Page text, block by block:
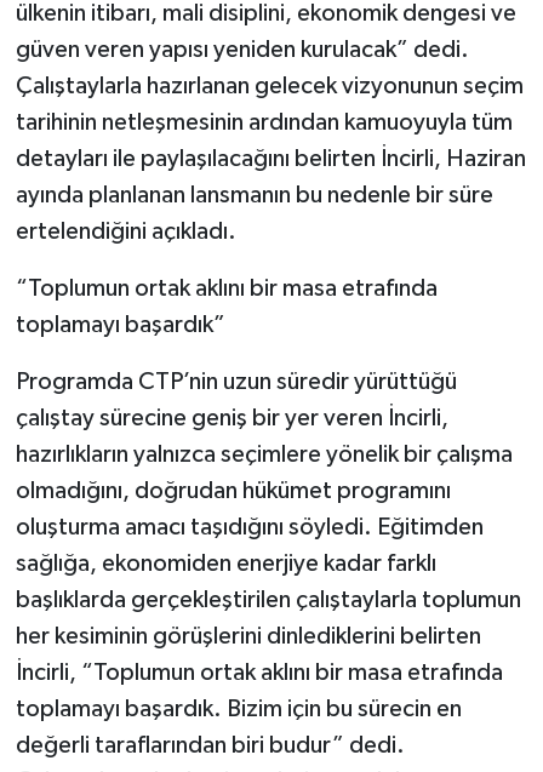
ülkenin itibarı, mali disiplini, ekonomik dengesi ve
güven veren yapısı yeniden kurulacak” dedi.
Çalıştaylarla hazırlanan gelecek vizyonunun seçim
tarihinin netleşmesinin ardından kamuoyuyla tüm
detayları ile paylaşılacağını belirten İncirli, Haziran
ayında planlanan lansmanın bu nedenle bir süre
ertelendiğini açıkladı.
“Toplumun ortak aklını bir masa etrafında
toplamayı başardık”
Programda CTP’nin uzun süredir yürüttüğü
çalıştay sürecine geniş bir yer veren İncirli,
hazırlıkların yalnızca seçimlere yönelik bir çalışma
olmadığını, doğrudan hükümet programını
oluşturma amacı taşıdığını söyledi. Eğitimden
sağlığa, ekonomiden enerjiye kadar farklı
başlıklarda gerçekleştirilen çalıştaylarla toplumun
her kesiminin görüşlerini dinlediklerini belirten
İncirli, “Toplumun ortak aklını bir masa etrafında
toplamayı başardık. Bizim için bu sürecin en
değerli taraflarından biri budur” dedi.